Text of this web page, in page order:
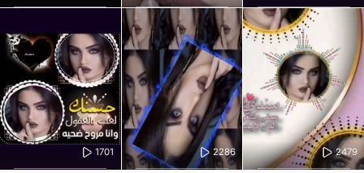
1701 2286 2479